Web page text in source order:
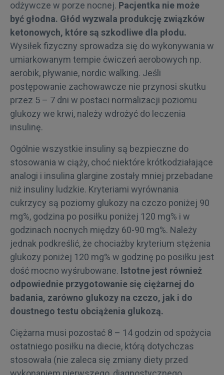
odżywcze w porze nocnej. Pacjentka nie może
być głodna. Głód wyzwala produkcję związków
ketonowych, które są szkodliwe dla płodu.
Wysiłek fizyczny sprowadza się do wykonywania w
umiarkowanym tempie ćwiczeń aerobowych np.
aerobik, pływanie, nordic walking. Jeśli
postępowanie zachowawcze nie przynosi skutku
przez 5 – 7 dni w postaci normalizacji poziomu
glukozy we krwi, należy wdrożyć do leczenia
insulinę.
Ogólnie wszystkie insuliny są bezpieczne do
stosowania w ciąży, choć niektóre krótkodziałające
analogi i insulina glargine zostały mniej przebadane
niż insuliny ludzkie. Kryteriami wyrównania
cukrzycy są poziomy glukozy na czczo poniżej 90
mg%, godzina po posiłku poniżej 120 mg% i w
godzinach nocnych między 60-90 mg%. Należy
jednak podkreślić, że chociażby kryterium stężenia
glukozy poniżej 120 mg% w godzinę po posiłku jest
dość mocno wyśrubowane. Istotne jest również
odpowiednie przygotowanie się ciężarnej do
badania, zarówno glukozy na czczo, jak i do
doustnego testu obciążenia glukozą.
Ciężarna musi pozostać 8 – 14 godzin od spożycia
ostatniego posiłku na diecie, którą dotychczas
stosowała (nie zaleca się zmiany diety przed